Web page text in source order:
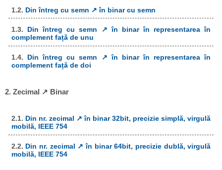
1.2. Din întreg cu semn ↗ în binar cu semn
1.3. Din întreg cu semn ↗ în binar în representarea în
complement față de unu
1.4. Din întreg cu semn ↗ în binar în representarea în
complement față de doi
2. Zecimal ↗ Binar
2.1. Din nr. zecimal ↗ în binar 32bit, precizie simplă, virgulă
mobilă, IEEE 754
2.2. Din nr. zecimal ↗ în binar 64bit, precizie dublă, virgulă
mobilă, IEEE 754